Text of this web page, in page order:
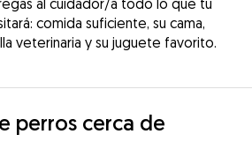
comida suficiente, su cama,
veterinaria y su juguete favorito.
perros cerca de